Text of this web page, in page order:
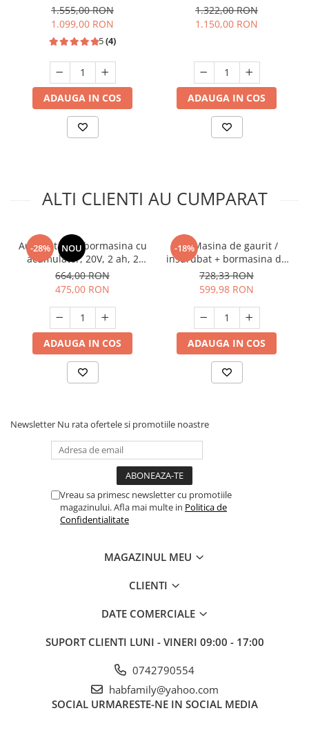
congelare rapida, roti,
Negru, HEINNER
1.555,00 RON
1.099,00 RON
5(4)
ADAUGA IN COS
E++, convertibil
frigider/congelator,
HEINNER
1.322,00 RON
1.150,00 RON
ADAUGA IN COS
ALTI CLIENTI AU CUMPARAT
-28% NOU
Autofiletanta, bormasina cu
acumulator, 20V, 2 ah, 2
acumulatori, Raider RDP-
SBCD20
664,00 RON
475,00 RON
ADAUGA IN COS
-18%
Set Masina de gaurit /
insurubat + bormasina de
impact LI-ION 12V cu
geanta, Tolsen 79028
728,33 RON
599,98 RON
ADAUGA IN COS
Newsletter Nu rata ofertele si promotiile noastre
Vreau sa primesc newsletter cu promotiile
magazinului. Afla mai multe in Politica de
Confidentialitate
MAGAZINUL MEU
CLIENTI
DATE COMERCIALE
SUPORT CLIENTI LUNI - VINERI 09:00 - 17:00
0742790554
habfamily@yahoo.com
SOCIAL URMARESTE-NE IN SOCIAL MEDIA